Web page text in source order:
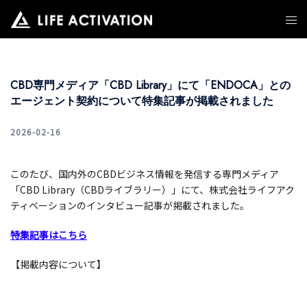
テ
CBD専門メディア「CBD Library」にて「ENDOCA」との
エージェント契約について特集記事が掲載されました
2026-02-16
このたび、国内外のCBDビジネス情報を発信する専門メディア
「CBD Library（CBDライブラリー）」にて、株式会社ライフアク
ティベーションのインタビュー記事が掲載されました。
特集記事はこちら
【掲載内容について】